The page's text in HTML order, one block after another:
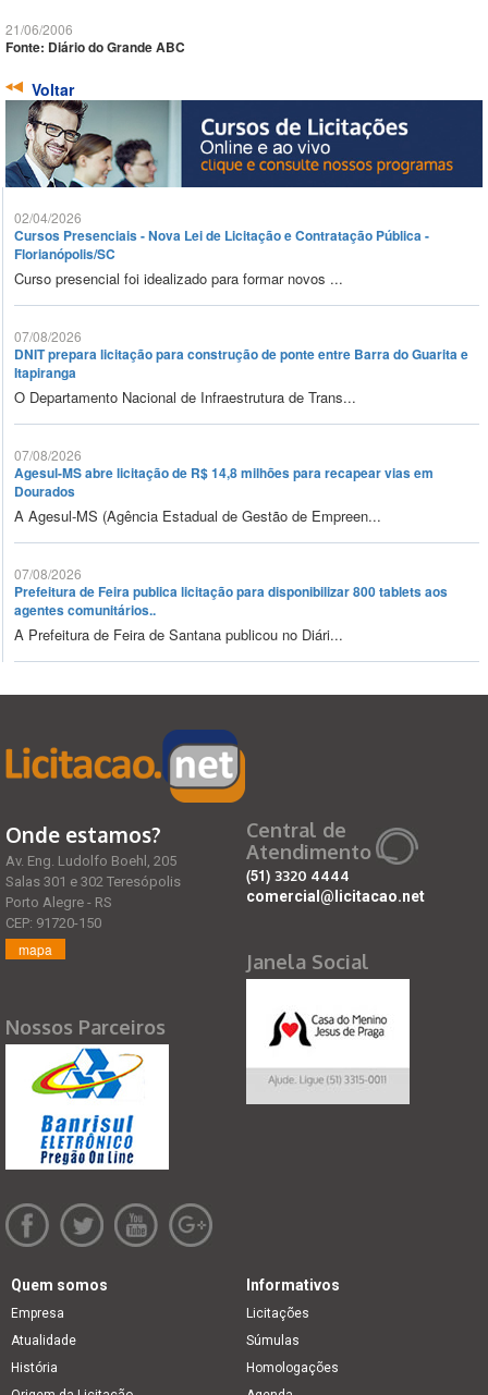
21/06/2006
Fonte: Diário do Grande ABC
Voltar
02/04/2026
Cursos Presenciais - Nova Lei de Licitação e Contratação Pública -
Florianópolis/SC
Curso presencial foi idealizado para formar novos ...
07/08/2026
DNIT prepara licitação para construção de ponte entre Barra do Guarita e
Itapiranga
O Departamento Nacional de Infraestrutura de Trans...
07/08/2026
Agesul-MS abre licitação de R$ 14,8 milhões para recapear vias em
Dourados
A Agesul-MS (Agência Estadual de Gestão de Empreen...
07/08/2026
Prefeitura de Feira publica licitação para disponibilizar 800 tablets aos
agentes comunitários..
A Prefeitura de Feira de Santana publicou no Diári...
Onde estamos?
Av. Eng. Ludolfo Boehl, 205
Salas 301 e 302 Teresópolis
Porto Alegre - RS
CEP: 91720-150
mapa
Nossos Parceiros
Central de
Atendimento
(51) 3320 4444
comercial@licitacao.net
Janela Social
Quem somos
Empresa
Atualidade
História
Informativos
Licitações
Súmulas
Homologações